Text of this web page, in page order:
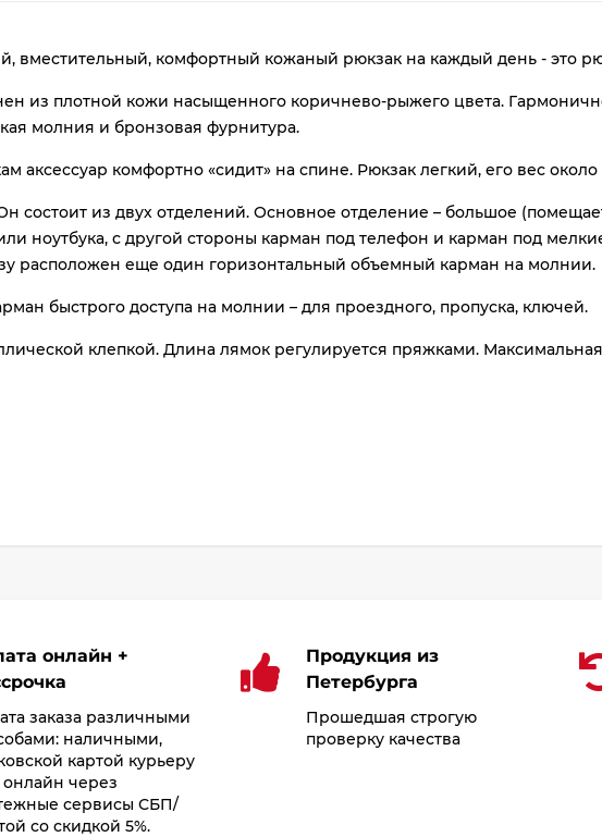
вместительный, комфортный кожаный рюкзак на каждый день - это
из плотной кожи насыщенного коричнево-рыжего цвета.
молния и бронзовая фурнитура.
аксессуар комфортно «сидит» на спине. Рюкзак легкий, его вес
из двух отделений. Основное отделение – большое
ноутбука, с другой стороны карман под телефон и карман под
расположен еще один горизонтальный объемный карман на молнии.
быстрого доступа на молнии – для проездного, пропуска, ключей.
клепкой. Длина лямок регулируется пряжками.
онлайн +
заказа различными
наличными,
картой курьеру
через
сервисы СБП/
со скидкой 5%.
Продукция из
Петербурга
Прошедшая строгую
проверку качества